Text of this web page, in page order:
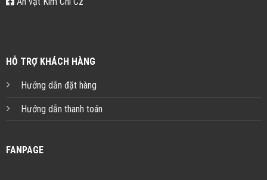
HỖ TRỢ KHÁCH HÀNG
Hướng dẫn đặt hàng
Hướng dẫn thanh toán
FANPAGE